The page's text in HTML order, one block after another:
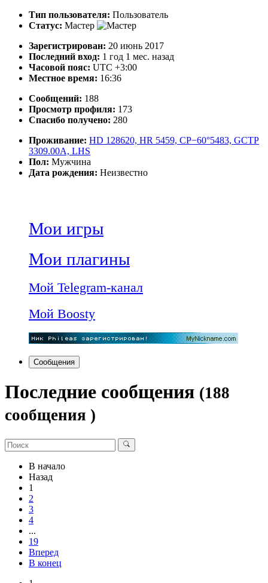
Тип пользователя: Пользователь
Статус: Мастер
Зарегистрирован: 20 июнь 2017
Последний вход: 1 год 1 мес. назад
Часовой пояс: UTC +3:00
Местное время: 16:36
Сообщений: 188
Просмотр профиля: 173
Спасибо получено: 280
Проживание: HD 128620, HR 5459, CP−60°5483, GCTP
3309.00A, LHS
Пол: Мужчина
Дата рождения: Неизвестно
Мои игры
Мои плагины
Мой Telegram-канал
Мой Boosty
Сообщения
Последние сообщения (188
сообщения )
В начало
Назад
1
2
3
4
...
19
Вперед
В конец